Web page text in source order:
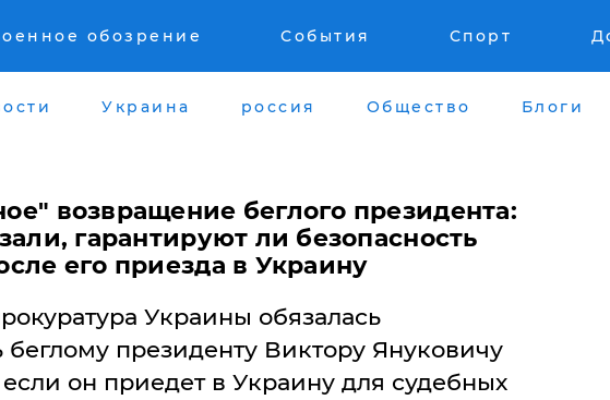
обозрение События Спорт
Украина россия Общество Блоги
возвращение беглого президента:
гарантируют ли безопасность
его приезда в Украину
Украины обязалась
беглому президенту Виктору Януковичу
если он приедет в Украину для судебных